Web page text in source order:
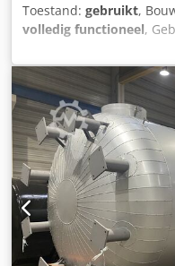
Toestand: gebruikt,
volledig functioneel,
staand model
6616 D, dubbelwandig
en buiten gebruik gesteld